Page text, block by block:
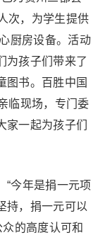
次，为学生提供
厨房设备。活动
为孩子们带来了
图书。百胜中国
临现场，专门委
一起为孩子们
“今年是捐一元项
持，捐一元可以
的高度认可和